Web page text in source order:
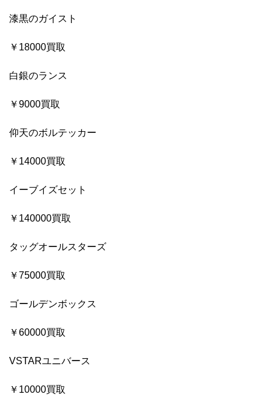
漆黒のガイスト
￥18000買取
白銀のランス
￥9000買取
仰天のボルテッカー
￥14000買取
イーブイズセット
￥140000買取
タッグオールスターズ
￥75000買取
ゴールデンボックス
￥60000買取
VSTARユニバース
￥10000買取